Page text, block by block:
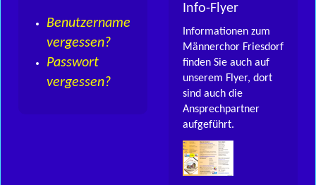
Benutzername
vergessen?
Passwort
vergessen?
Info-Flyer
Informationen zum
Männerchor Friesdorf
finden Sie auch auf
unserem Flyer, dort
sind auch die
Ansprechpartner
aufgeführt.